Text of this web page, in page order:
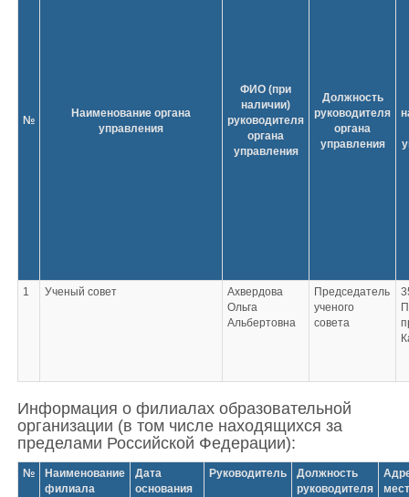
№
Наименование органа
управления
ФИО (при
наличии)
руководителя
органа
управления
Должность
руководителя
органа
управления
1 Ученый совет
Ахвердова
Ольга
Альбертовна
Председатель
ученого
совета
Информация о филиалах образовательной
организации (в том числе находящихся за
пределами Российской Федерации):
№
Наименование
филиала
Дата
основания
Руководитель
Должность
руководителя